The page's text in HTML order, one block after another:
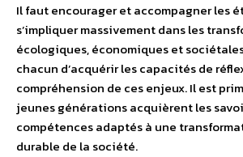
Il faut encourager et accompagner les
s’impliquer massivement dans les
écologiques, économiques et
chacun d’acquérir les capacités de
compréhension de ces enjeux. Il est
jeunes générations acquièrent les
compétences adaptés à une
durable de la société.